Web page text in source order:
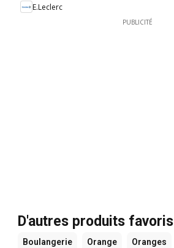
E.Leclerc
PUBLICITÉ
D'autres produits favoris
Boulangerie Orange Oranges